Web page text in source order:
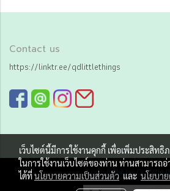
Contact us
https://linktr.ee/qdlittlethings
Copy right by Qd little
เว็บไซต์นี้มีการใช้งานคุกกี้ เพื่อเพิ่มประสิท
ในการใช้งานเว็บไซต์ของท่าน ท่านสามารถ
ได้ที่นโยบายความเป็นส่วนตัว และ นโยบา